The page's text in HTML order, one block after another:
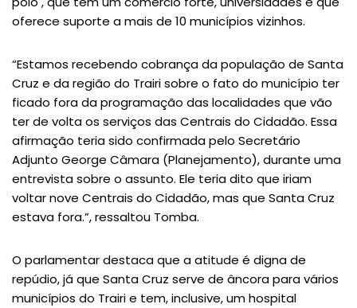
oferece suporte a mais de 10 municípios vizinhos.
“Estamos recebendo cobrança da população de Santa
Cruz e da região do Trairi sobre o fato do município ter
ficado fora da programação das localidades que vão
ter de volta os serviços das Centrais do Cidadão. Essa
afirmação teria sido confirmada pelo Secretário
Adjunto George Câmara (Planejamento), durante uma
entrevista sobre o assunto. Ele teria dito que iriam
voltar nove Centrais do Cidadão, mas que Santa Cruz
estava fora.”, ressaltou Tomba.
O parlamentar destaca que a atitude é digna de
repúdio, já que Santa Cruz serve de âncora para vários
municípios do Trairi e tem, inclusive, um hospital